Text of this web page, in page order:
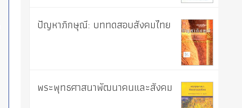
ปัญหาภิกษุณี: บททดสอบสังคมไทย
พระพุทธศาสนาพัฒนาคนและสังคม